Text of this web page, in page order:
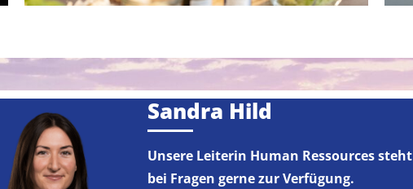
Sandra Hild
Unsere Leiterin Human Ressources steht
bei Fragen gerne zur Verfügung.